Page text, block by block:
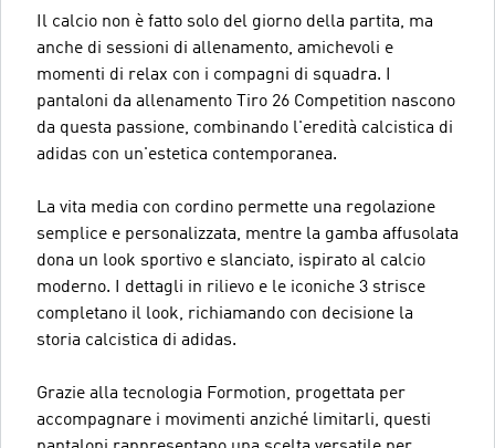
Il calcio non è fatto solo del giorno della partita, ma
anche di sessioni di allenamento, amichevoli e
momenti di relax con i compagni di squadra. I
pantaloni da allenamento Tiro 26 Competition nascono
da questa passione, combinando l'eredità calcistica di
adidas con un'estetica contemporanea.
La vita media con cordino permette una regolazione
semplice e personalizzata, mentre la gamba affusolata
dona un look sportivo e slanciato, ispirato al calcio
moderno. I dettagli in rilievo e le iconiche 3 strisce
completano il look, richiamando con decisione la
storia calcistica di adidas.
Grazie alla tecnologia Formotion, progettata per
accompagnare i movimenti anziché limitarli, questi